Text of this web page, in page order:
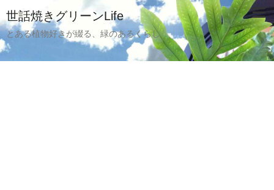
世話焼きグリーンLife
とある植物好きが綴る、緑のあるくらし